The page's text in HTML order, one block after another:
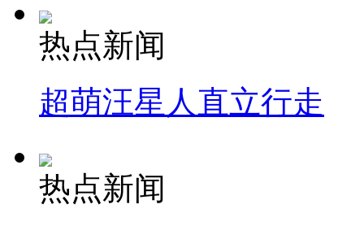
热点新闻
超萌汪星人直立行走
热点新闻